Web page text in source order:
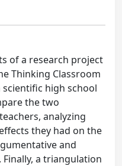
of a research project
Thinking Classroom
high school
the two
analyzing
they had on the
and
a triangulation